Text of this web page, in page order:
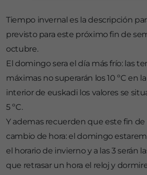
Tiempo invernal es la descripción
previsto para este próximo fin de
octubre.
El domingo sera el día más frío: las
máximas no superarán los 10 ºC en
interior de euskadi los valores se
5 ºC.
Y ademas recuerden que este fin de
cambio de hora: el domingo
el horario de invierno y a las 3 serán
que retrasar un hora el reloj y